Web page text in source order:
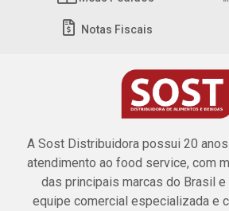
Notas Fiscais
A Sost Distribuidora possui 20
atendimento ao food service, com
das principais marcas do Brasil e
equipe comercial especializada e